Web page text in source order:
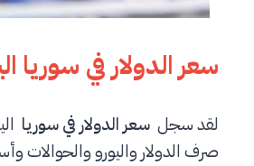
سعر الدولار في سوريا
لقد سجل سعر الدولار في سوريا
صرف الدولار واليورو والحوالات